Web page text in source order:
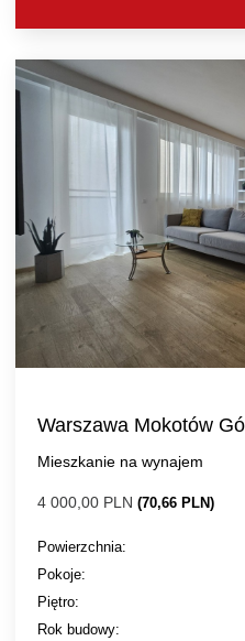
Warszawa Mokotów
Mieszkanie na wynajem
4 000,00 PLN (70,66 PLN)
Powierzchnia:
Pokoje:
Piętro:
Rok budowy: